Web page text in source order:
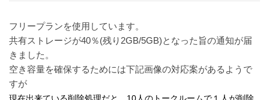
フリープランを使用しています。
共有ストレージが40％(残り2GB/5GB)となった旨の通知が届
きました。
空き容量を確保するためには下記画像の対応案があるようで
すが